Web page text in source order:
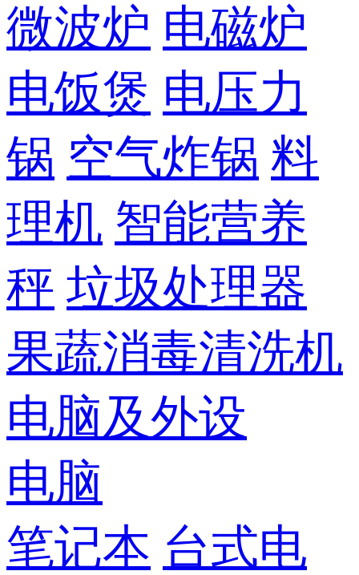
微波炉 电磁炉
电饭煲 电压力
锅 空气炸锅 料
理机 智能营养
秤 垃圾处理器
果蔬消毒清洗机
电脑及外设
电脑
笔记本 台式电